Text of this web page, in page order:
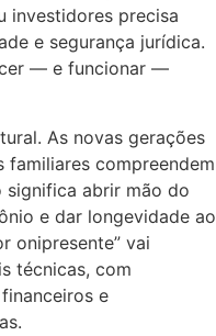
investidores precisa
e segurança jurídica.
— e funcionar —
As novas gerações
familiares compreendem
significa abrir mão do
e dar longevidade ao
onipresente” vai
técnicas, com
e